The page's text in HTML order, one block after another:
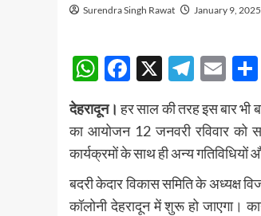
Surendra Singh Rawat January 9, 2025
WhatsApp
Facebook
X
देहरादून। हर साल की तरह इस बार भी
का आयोजन 12 जनवरी रविवार को
कार्यक्रमों के साथ ही अन्य
बदरी केदार विकास समिति के अध्यक्ष
कॉलोनी देहरादून में शुरू हो जाएगा।